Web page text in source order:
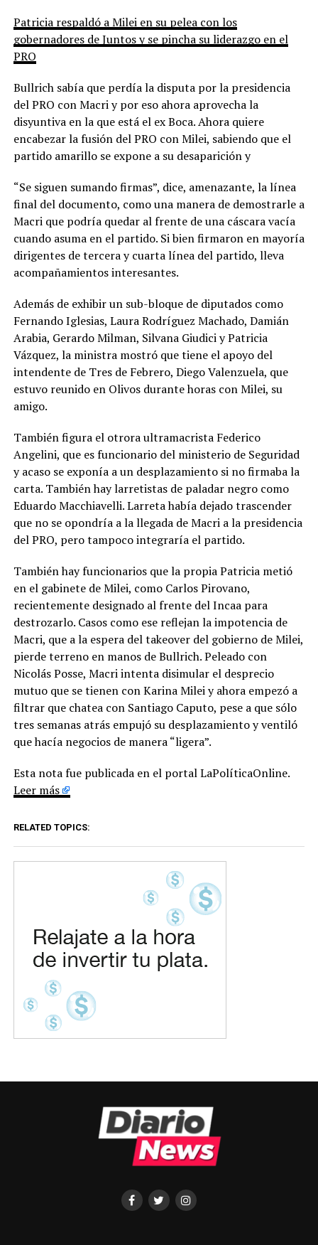
Patricia respaldó a Milei en su pelea con los
gobernadores de Juntos y se pincha su liderazgo en el
PRO
Bullrich sabía que perdía la disputa por la presidencia
del PRO con Macri y por eso ahora aprovecha la
disyuntiva en la que está el ex Boca. Ahora quiere
encabezar la fusión del PRO con Milei, sabiendo que el
partido amarillo se expone a su desaparición y
“Se siguen sumando firmas”, dice, amenazante, la línea
final del documento, como una manera de demostrarle a
Macri que podría quedar al frente de una cáscara vacía
cuando asuma en el partido. Si bien firmaron en mayoría
dirigentes de tercera y cuarta línea del partido, lleva
acompañamientos interesantes.
Además de exhibir un sub-bloque de diputados como
Fernando Iglesias, Laura Rodríguez Machado, Damián
Arabia, Gerardo Milman, Silvana Giudici y Patricia
Vázquez, la ministra mostró que tiene el apoyo del
intendente de Tres de Febrero, Diego Valenzuela, que
estuvo reunido en Olivos durante horas con Milei, su
amigo.
También figura el otrora ultramacrista Federico
Angelini, que es funcionario del ministerio de Seguridad
y acaso se exponía a un desplazamiento si no firmaba la
carta. También hay larretistas de paladar negro como
Eduardo Macchiavelli. Larreta había dejado trascender
que no se opondría a la llegada de Macri a la presidencia
del PRO, pero tampoco integraría el partido.
También hay funcionarios que la propia Patricia metió
en el gabinete de Milei, como Carlos Pirovano,
recientemente designado al frente del Incaa para
destrozarlo. Casos como ese reflejan la impotencia de
Macri, que a la espera del takeover del gobierno de Milei,
pierde terreno en manos de Bullrich. Peleado con
Nicolás Posse, Macri intenta disimular el desprecio
mutuo que se tienen con Karina Milei y ahora empezó a
filtrar que chatea con Santiago Caputo, pese a que sólo
tres semanas atrás empujó su desplazamiento y ventiló
que hacía negocios de manera “ligera”.
Esta nota fue publicada en el portal LaPolíticaOnline.
Leer más
RELATED TOPICS: